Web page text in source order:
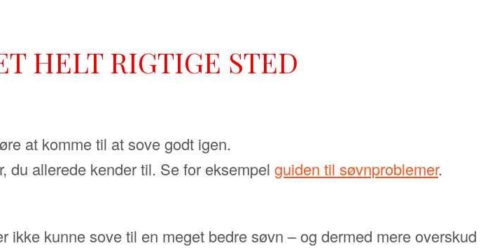
HELT RIGTIGE STED
at komme til at sove godt igen.
du allerede kender til. Se for eksempel guiden til søvnproblemer.
kunne sove til en meget bedre søvn – og dermed mere overskud